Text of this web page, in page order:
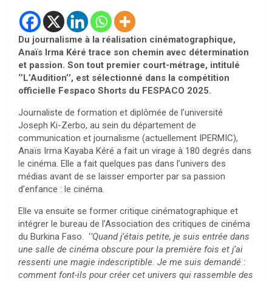
Du journalisme à la réalisation cinématographique,
Anaïs Irma Kéré trace son chemin avec détermination
et passion. Son tout premier court-métrage, intitulé
‘’L’Audition’’, est sélectionné dans la compétition
officielle Fespaco Shorts du FESPACO 2025.
Journaliste de formation et diplômée de l’université
Joseph Ki-Zerbo, au sein du département de
communication et journalisme (actuellement IPERMIC),
Anaïs Irma Kayaba Kéré a fait un virage à 180 degrés dans
le cinéma. Elle a fait quelques pas dans l’univers des
médias avant de se laisser emporter par sa passion
d’enfance : le cinéma.
Elle va ensuite se former critique cinématographique et
intégrer le bureau de l’Association des critiques de cinéma
du Burkina Faso. ‘’Quand j’étais petite, je suis entrée dans
une salle de cinéma obscure pour la première fois et j’ai
ressenti une magie indescriptible. Je me suis demandé :
comment font-ils pour créer cet univers qui rassemble des